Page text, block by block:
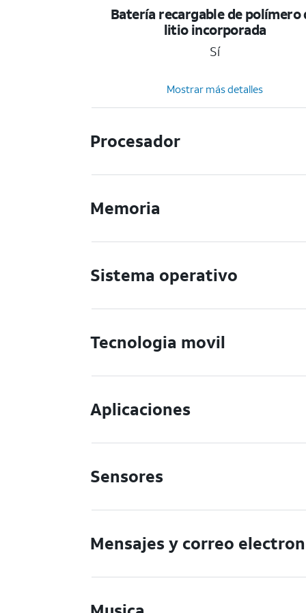
Batería recargable de polímero
litio incorporada
Sí
Mostrar más detalles
Procesador
Memoria
Sistema operativo
Tecnologia movil
Aplicaciones
Sensores
Mensajes y correo